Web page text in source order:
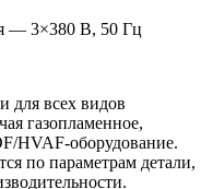
— 3×380 В, 50 Гц
для всех видов
газопламенное,
HVAF-оборудование.
по параметрам детали,